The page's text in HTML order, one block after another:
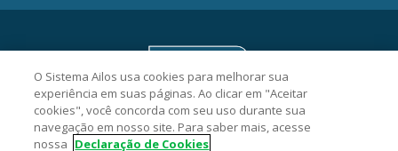
O Sistema Ailos usa cookies para melhorar sua
experiência em suas páginas. Ao clicar em "Aceitar
cookies", você concorda com seu uso durante sua
navegação em nosso site. Para saber mais, acesse
nossa Declaração de Cookies